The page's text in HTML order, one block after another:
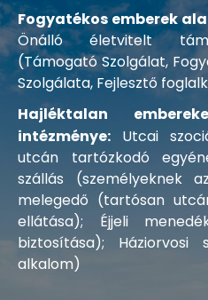
Fogyatékos emberek
Önálló életvitelt
(Támogató Szolgálat,
Szolgálata, Fejlesztő
Hajléktalan
intézménye: Utcai
utcán tartózkodó
szállás (személyeknek
melegedő (tartósan
ellátása); Éjjeli
biztosítása);
alkalom)